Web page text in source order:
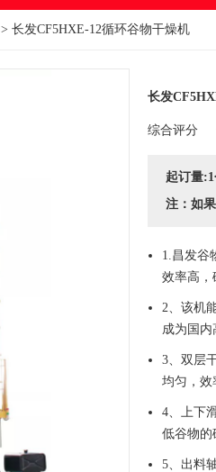
> 长发CF5HXE-12循环谷物干燥机
长发
综合评分
起订量
注：如
1.昌发谷
效率高，
2、该机
成为国内
3、双层
均匀，效
4、上下
低谷物的
5、出料